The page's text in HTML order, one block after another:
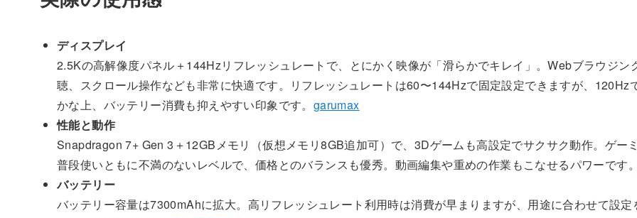
ディスプレイ
2.5Kの高解像度パネル＋144Hzリフレッシュレートで、とにかく映像が「滑らかでキレイ」。Webブラウジン
聴、スクロール操作なども非常に快適です。リフレッシュレートは60〜144Hzで固定設定できますが、120Hz
かな上、バッテリー消費も抑えやすい印象です。 garumax
性能と動作
Snapdragon 7+ Gen 3＋12GBメモリ（仮想メモリ8GB追加可）で、3Dゲームも高設定でサクサク動作。ゲーミ
普段使いともに不満のないレベルで、価格とのバランスも優秀。動画編集や重めの作業もこなせるパワーです。
バッテリー
バッテリー容量は7300mAhに拡大。高リフレッシュレート利用時は消費が早まりますが、用途に合わせて設定